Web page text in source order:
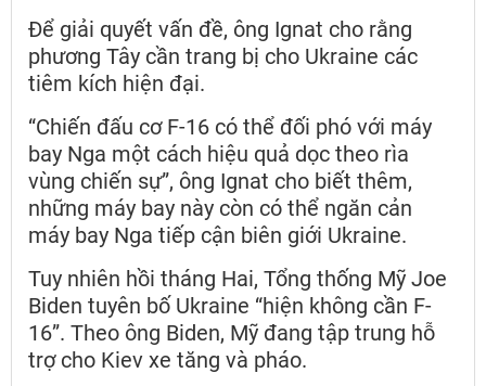
Để giải quyết vấn đề, ông Ignat cho rằng
phương Tây cần trang bị cho Ukraine các
tiêm kích hiện đại.
“Chiến đấu cơ F-16 có thể đối phó với máy
bay Nga một cách hiệu quả dọc theo rìa
vùng chiến sự”, ông Ignat cho biết thêm,
những máy bay này còn có thể ngăn cản
máy bay Nga tiếp cận biên giới Ukraine.
Tuy nhiên hồi tháng Hai, Tổng thống Mỹ Joe
Biden tuyên bố Ukraine “hiện không cần F-
16”. Theo ông Biden, Mỹ đang tập trung hỗ
trợ cho Kiev xe tăng và pháo.